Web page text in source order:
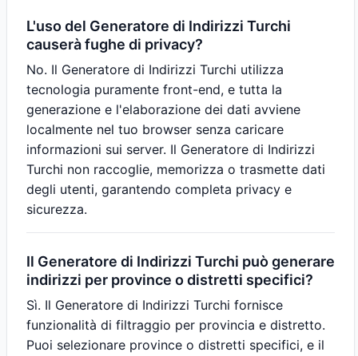
L'uso del Generatore di Indirizzi Turchi
causerà fughe di privacy?
No. Il Generatore di Indirizzi Turchi utilizza
tecnologia puramente front-end, e tutta la
generazione e l'elaborazione dei dati avviene
localmente nel tuo browser senza caricare
informazioni sui server. Il Generatore di Indirizzi
Turchi non raccoglie, memorizza o trasmette dati
degli utenti, garantendo completa privacy e
sicurezza.
Il Generatore di Indirizzi Turchi può generare
indirizzi per province o distretti specifici?
Sì. Il Generatore di Indirizzi Turchi fornisce
funzionalità di filtraggio per provincia e distretto.
Puoi selezionare province o distretti specifici, e il